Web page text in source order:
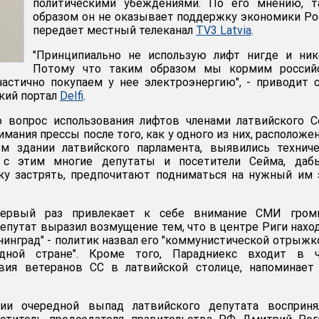
политическими убеждениями. По его мнению,
образом он не оказывает поддержку экономики
передает местный телеканал TV3 Latvia.​
"Принципиально не использую лифт нигде и
Потому что таким образом мы кормим
покупаем у нее электроэнергию", - приводит
портал Delfi.
вопрос использования лифтов членами латвийского
прессы после того, как у одного из них,
здании латвийского парламента, выявились
этим многие депутаты и посетители Сейма,
застрять, предпочитают подниматься на нужный им
раз привлекает к себе внимание СМИ
выразил возмущение тем, что в центре Риги
- политик назвал его "коммунистической
стране". Кроме того, Парадниекс входит в
ветеранов СС в латвийской столице,
очередной выпад латвийского депутата